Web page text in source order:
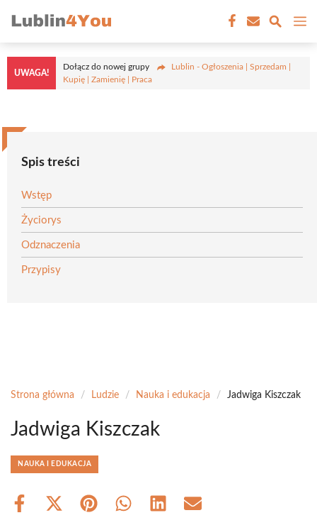
do
treści
UWAGA!
Dołącz do nowej grupy
Lublin - Ogłoszenia | Sprzedam |
Kupię | Zamienię | Praca
Spis treści
Wstęp
Życiorys
Odznaczenia
Przypisy
Strona główna / Ludzie / Nauka i edukacja / Jadwiga Kiszczak
Jadwiga Kiszczak
NAUKA I EDUKACJA
Share
Share Share Share Share Share